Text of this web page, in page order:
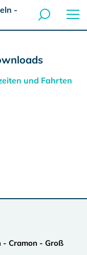
-
und Fahrten
- Cramon - Groß